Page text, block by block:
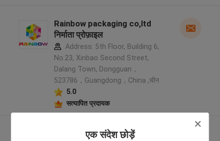
एक संदेश छोड़ें
Rainbow packaging co,ltd
निर्माता प्रोफ़ाइल
Address: 5th Floor, Building 6,
No.23, Xinbao Second Street,
Dalang Town, Dongguan，
523786，Guangdong，China ,चीन
5.0
सत्यापित प्रदायक
और देखो